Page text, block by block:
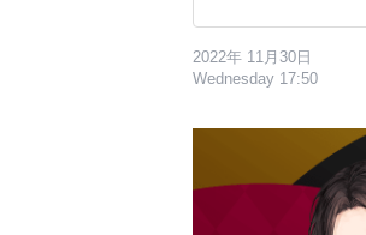
2022年 11月30日
Wednesday 17:50